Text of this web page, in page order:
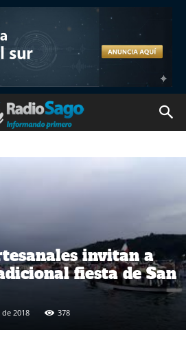
invitan a
fiesta de San
2018 378